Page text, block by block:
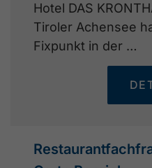
Hotel DAS
Tiroler Achensee
Fixpunkt in der …